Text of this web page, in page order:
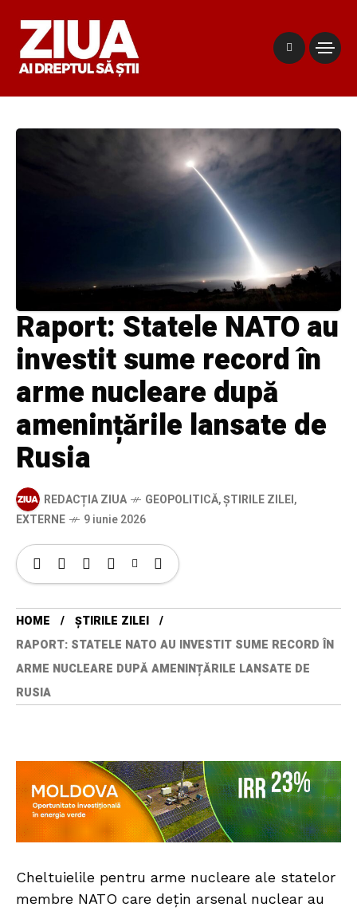
Raport: Statele NATO au
investit sume record în
arme nucleare după
amenințările lansate de
Rusia
REDACȚIA ZIUA GEOPOLITICĂ,ȘTIRILE ZILEI,
EXTERNE
9 iunie 2026
HOME
ȘTIRILE ZILEI
RAPORT: STATELE NATO AU INVESTIT SUME RECORD ÎN
ARME NUCLEARE DUPĂ AMENINȚĂRILE LANSATE DE
RUSIA
Cheltuielile pentru arme nucleare ale statelor
membre NATO care dețin arsenal nuclear au